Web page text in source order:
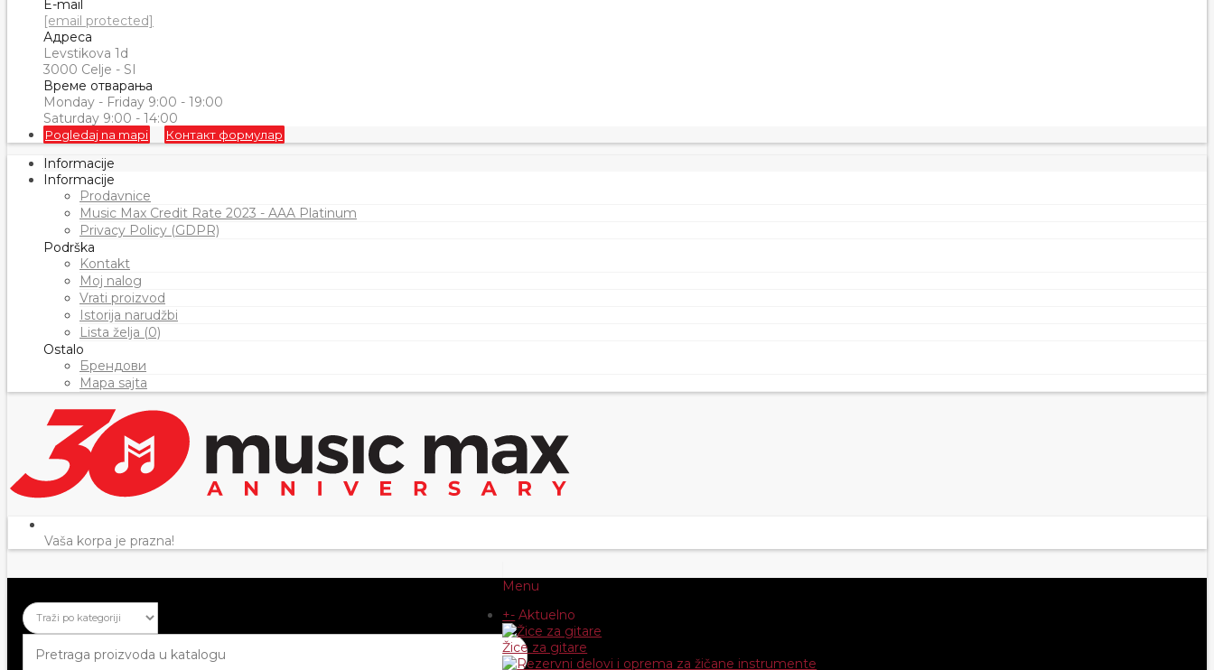
E-mail
[email protected]
Адреса
Levstikova 1d
3000 Celje - SI
Време отварања
Monday - Friday 9:00 - 19:00
Saturday 9:00 - 14:00
Pogledaj na mapi Контакт формулар
Informacije
Informacije
Prodavnice
Music Max Credit Rate 2023 - AAA Platinum
Privacy Policy (GDPR)
Podrška
Kontakt
Moj nalog
Vrati proizvod
Istorija narudžbi
Lista želja (0)
Ostalo
Брендови
Mapa sajta
Vaša korpa je prazna!
Menu
+- Aktuelno
Žice za gitare